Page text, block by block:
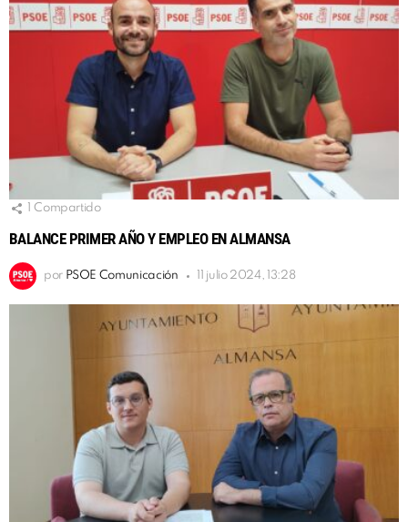
Compartido
BALANCE PRIMER AÑO Y EMPLEO EN ALMANSA
por PSOE Comunicación 11 julio 2024, 13:28